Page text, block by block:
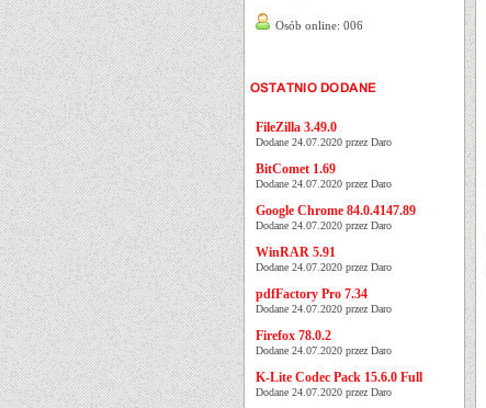
Osób online: 006
FileZilla 3.49.0
Dodane 24.07.2020 przez Daro
BitComet 1.69
Dodane 24.07.2020 przez Daro
Google Chrome 84.0.4147.89
Dodane 24.07.2020 przez Daro
WinRAR 5.91
Dodane 24.07.2020 przez Daro
pdfFactory Pro 7.34
Dodane 24.07.2020 przez Daro
Firefox 78.0.2
Dodane 24.07.2020 przez Daro
K-Lite Codec Pack 15.6.0 Full
Dodane 24.07.2020 przez Daro